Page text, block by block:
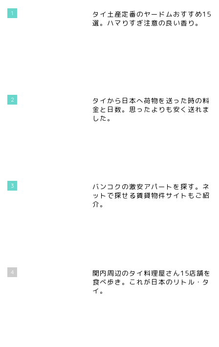
1
タイ土産定番のヤードムおすすめ15
選。ハマりすぎ注意の良い香り。
2
タイから日本へ荷物を送った時の料
金と日数。思ったよりも安く送れま
した。
3
バンコクの激安アパートを探す。ネ
ットで探せる賃貸物件サイトもご紹
介。
4
関内周辺のタイ料理屋さん15店舗を
食べ歩き。これが日本のリトル・タ
イ。